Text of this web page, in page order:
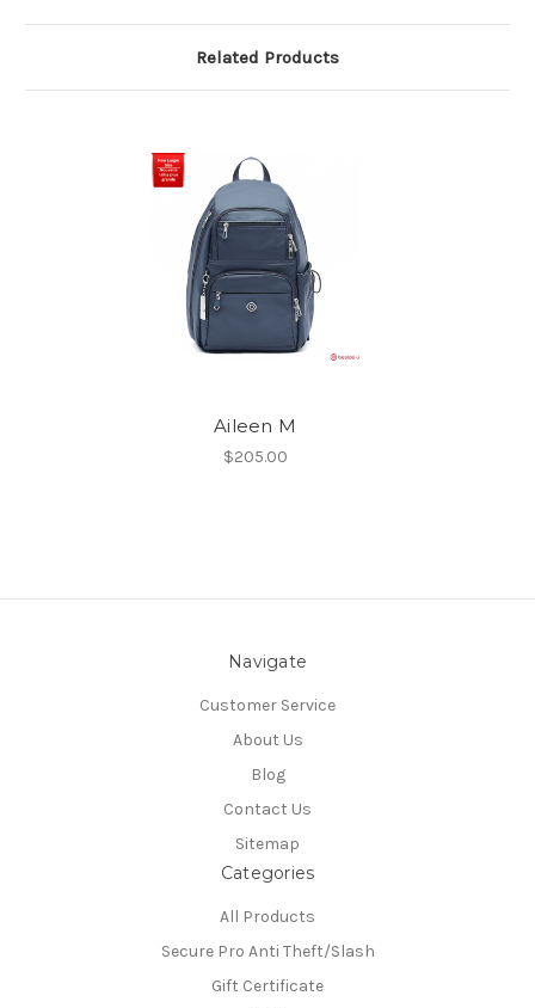
Related Products
Aileen M
$205.00
Navigate
Customer Service
About Us
Blog
Contact Us
Sitemap
Categories
All Products
Secure Pro Anti Theft/Slash
Gift Certificate